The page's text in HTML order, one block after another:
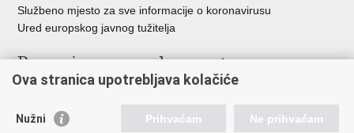
Službeno mjesto za sve informacije o koronavirusu
Ured europskog javnog tužitelja
Poveznice pravosudnog sustava
Državno odvjetništvo
Ured za suzbijanje korupcije i organiziranog kriminaliteta
Ova stranica upotrebljava kolačiće
Nužni Prihvaćam Ne prihvaćam